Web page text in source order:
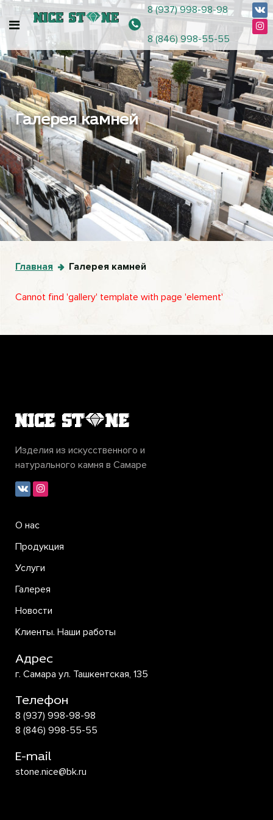
8 (937) 998-98-98
8 (846) 998-55-55
Галерея камней
Главная Галерея камней
Cannot find 'gallery' template with page 'element'
Изделия из искусственного и
натурального камня в Самаре
О нас
Продукция
Услуги
Галерея
Новости
Клиенты. Наши работы
Адрес
г. Самара ул. Ташкентская, 135
Телефон
8 (937) 998-98-98
8 (846) 998-55-55
E-mail
stone.nice@bk.ru